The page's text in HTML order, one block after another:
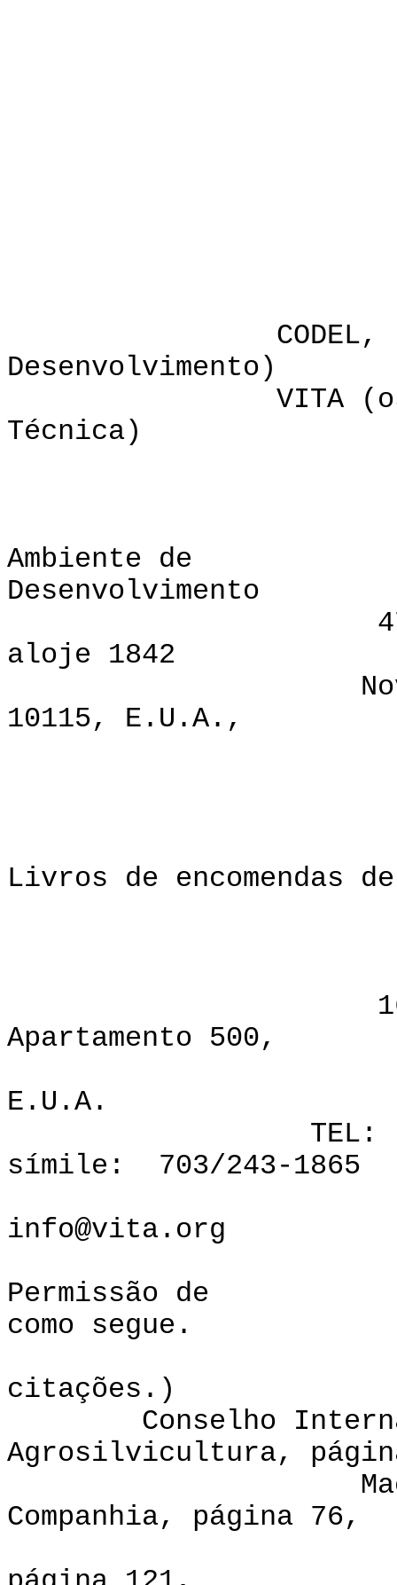
CODEL, Inc.
Desenvolvimento)
VITA (os
Técnica)
Ambiente de
Desenvolvimento
475
aloje 1842
Nova
10115, E.U.A.,
Livros de encomendas de
1600
Apartamento 500,
E.U.A.
TEL: 703/
símile: 703/243-1865
info@vita.org
Permissão de
como segue.
citações.)
Conselho
Agrosilvicultura,
MacMillan
Companhia, página 76,